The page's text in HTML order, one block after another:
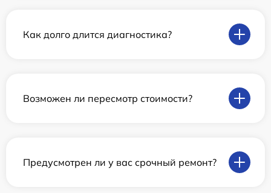
Как долго длится диагностика?
Возможен ли пересмотр стоимости?
Предусмотрен ли у вас срочный ремонт?